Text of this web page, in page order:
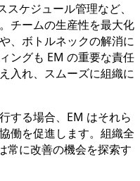
ケジュール管理など、
チームの生産性を最大化
、ボトルネックの解消に
ングも EM の重要な責任
入れ、スムーズに組織に
する場合、EM はそれら
働を促進します。組織全
常に改善の機会を探索す